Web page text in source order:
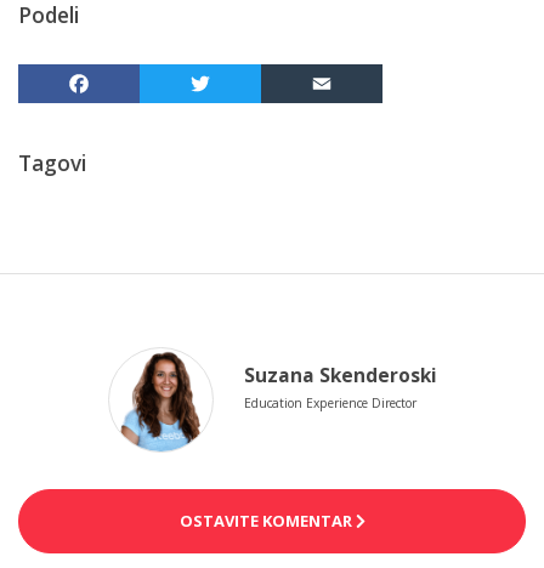
Podeli
FacebookTwitter Email
Tagovi
Suzana Skenderoski
Education Experience Director
OSTAVITE KOMENTAR